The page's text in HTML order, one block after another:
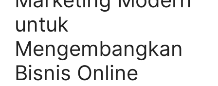
untuk
Mengembangkan
Bisnis Online